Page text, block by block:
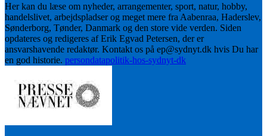
Her kan du læse om nyheder, arrangementer, sport, natur, hobby,
handelslivet, arbejdspladser og meget mere fra Aabenraa, Haderslev,
Sønderborg, Tønder, Danmark og den store vide verden. Siden
opdateres og redigeres af Erik Egvad Petersen, der er
ansvarshavende redaktør. Kontakt os på ep@sydnyt.dk hvis Du har
en god historie. persondatapolitik-hos-sydnyt-dk